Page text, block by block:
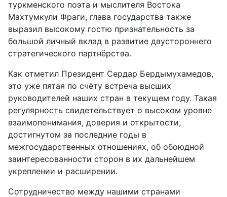
туркменского поэта и мыслителя Востока
Махтумкули Фраги, глава государства также
выразил высокому гостю признательность за
большой личный вклад в развитие двустороннего
стратегического партнёрства.
Как отметил Президент Сердар Бердымухамедов,
это уже пятая по счёту встреча высших
руководителей наших стран в текущем году. Такая
регулярность свидетельствует о высоком уровне
взаимопонимания, доверия и открытости,
достигнутом за последние годы в
межгосударственных отношениях, об обоюдной
заинтересованности сторон в их дальнейшем
укреплении и расширении.
Сотрудничество между нашими странами